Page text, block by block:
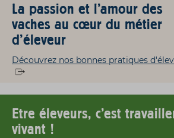
La passion et l'amour des
vaches au cœur du métier
d'éleveur
Découvrez nos bonnes pratiques
Etre éleveurs, c'est
vivant !